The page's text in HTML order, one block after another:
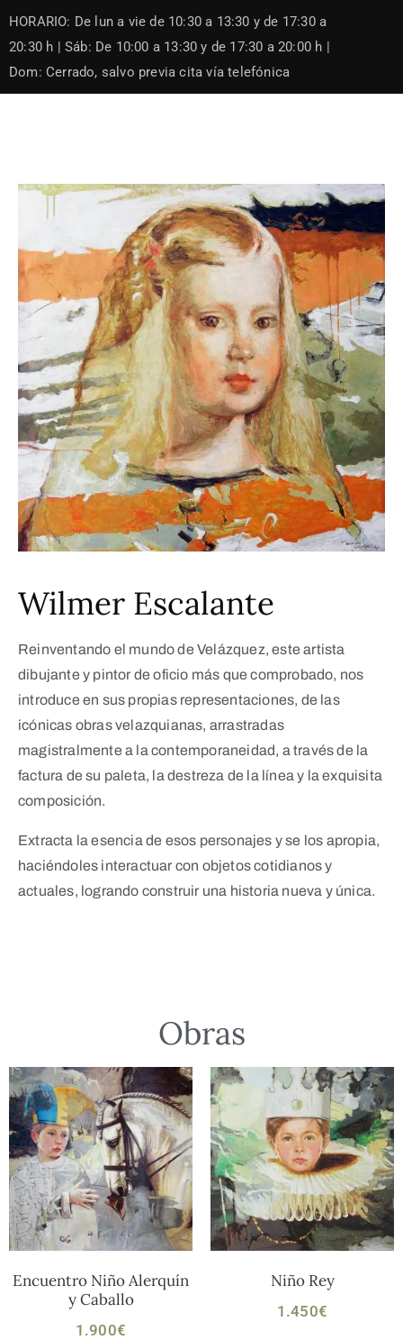
to
content
HORARIO: De lun a vie de 10:30 a 13:30 y de 17:30 a
20:30 h | Sáb: De 10:00 a 13:30 y de 17:30 a 20:00 h |
Dom: Cerrado, salvo previa cita vía telefónica
Wilmer Escalante
Reinventando el mundo de Velázquez, este artista
dibujante y pintor de oficio más que comprobado, nos
introduce en sus propias representaciones, de las
icónicas obras velazquianas, arrastradas
magistralmente a la contemporaneidad, a través de la
factura de su paleta, la destreza de la línea y la exquisita
composición.
Extracta la esencia de esos personajes y se los apropia,
haciéndoles interactuar con objetos cotidianos y
actuales, logrando construir una historia nueva y única.
Obras
Encuentro Niño Alerquín
y Caballo
1.900€
Niño Rey
1.450€